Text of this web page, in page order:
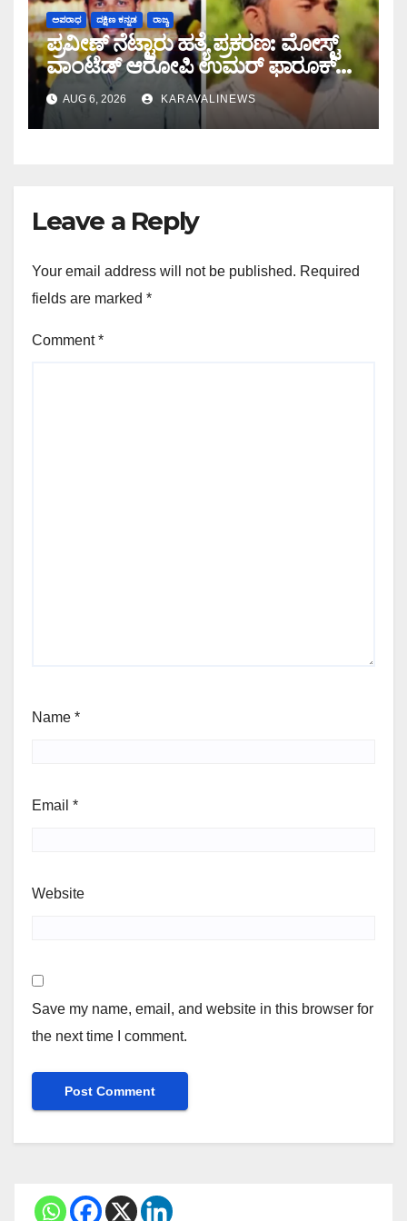
ಅಪರಾಧ ದಕ್ಷಿಣ ಕನ್ನಡ ರಾಜ್ಯ
ಪ್ರವೀಣ್ ನೆಟ್ಟಾರು ಹತ್ಯೆ ಪ್ರಕರಣ: ಮೋಸ್ಟ್
ವಾಂಟೆಡ್ ಆರೋಪಿ ಉಮರ್ ಫಾರೂಕ್
ಕೊಚ್ಚಿಯಲ್ಲಿ ಎನ್‌ಐಎ ವಶಕ್ಕೆ
AUG 6, 2026 KARAVALINEWS
Leave a Reply
Your email address will not be published. Required
fields are marked *
Comment*
Name *
Email *
Website
Save my name, email, and website in this browser for
the next time I comment.